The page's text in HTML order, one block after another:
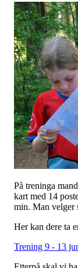
På treninga
kart med 14
min. Man velger
Her kan dere ta
Trening 9 - 13